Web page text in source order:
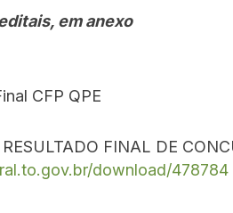
em anexo
CFP QPE
FINAL DE
download/478784